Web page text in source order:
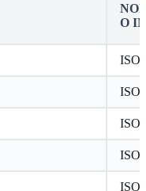
O
ISO
ISO
ISO
ISO
ISO